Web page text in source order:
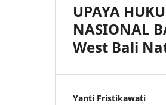
UPAYA
NASIONAL
West Bali
Yanti Fristikawati